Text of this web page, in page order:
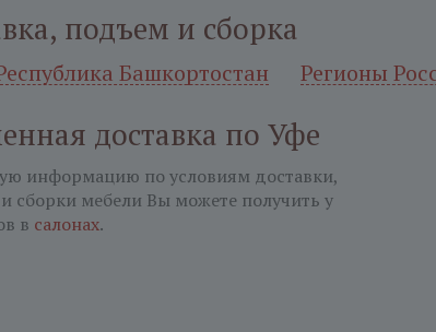
подъем и сборка
Башкортостан Регионы
доставка по Уфе
информацию по условиям доставки,
сборки мебели Вы можете получить у
в салонах.